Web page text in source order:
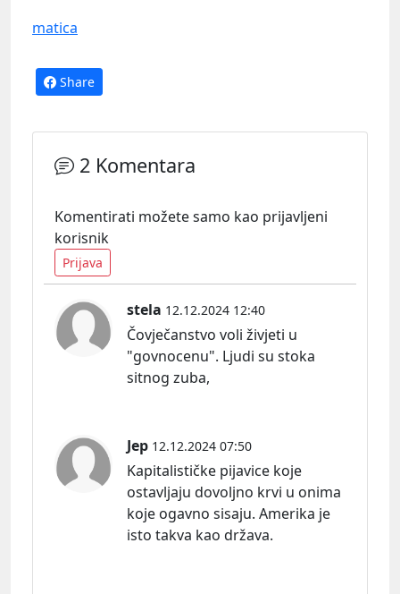
matica
Share
2 Komentara
Komentirati možete samo kao prijavljeni
korisnik
Prijava
stela 12.12.2024 12:40
Čovječanstvo voli živjeti u
"govnocenu". Ljudi su stoka
sitnog zuba,
Jep 12.12.2024 07:50
Kapitalističke pijavice koje
ostavljaju dovoljno krvi u onima
koje ogavno sisaju. Amerika je
isto takva kao država.